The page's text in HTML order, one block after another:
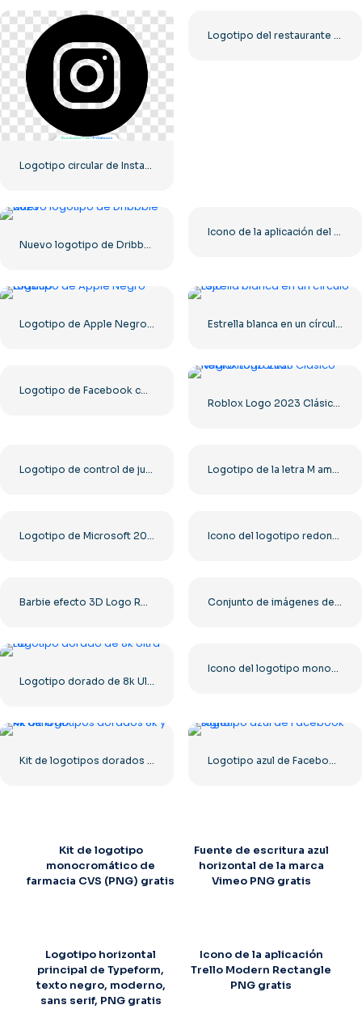
Logotipo circular de Instagram negro
Logotipo del restaurante Greek Village Cafe – Descarga PNG gratuita
Nuevo logotipo de Dribbble 2023
Icono de la aplicación del logotipo cuadrado redondeado rojo de McDonald's (2025) – Descargar PNG gratis
Logotipo de Apple Negro Clásico Estrella blanca en un círculo rojo
Logotipo de Facebook con un círculo azul
Roblox Logo 2023 Clásico Negro horizontal
Logotipo de control de juegos azul: descarga la imagen PNG gratis Logotipo de la letra M amarilla de McDonald's 2025: descarga PNG gratuita
Logotipo de Microsoft 2025 horizontal: descarga gratuita en formato PNG Icono del logotipo redondo de YouTube rojo, descarga PNG gratuita
Barbie efecto 3D Logo Rosa Conjunto de imágenes de logotipos e íconos de YouTube: descarga PNG gratuita
Logotipo dorado de 8k Ultra HD
Icono del logotipo monocromático negro de YouTube: descarga PNG gratuita
Kit de logotipos dorados 8k y 4k Ultra HD Logotipo azul de Facebook signo F
Kit de logotipo
monocromático de
farmacia CVS (PNG) gratis
Fuente de escritura azul
horizontal de la marca
Vimeo PNG gratis
Logotipo horizontal
principal de Typeform,
texto negro, moderno,
sans serif, PNG gratis
Icono de la aplicación
Trello Modern Rectangle
PNG gratis